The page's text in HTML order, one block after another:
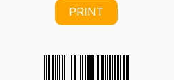
PRINT